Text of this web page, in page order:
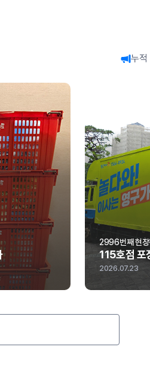
누적
2995번째 현장
053호점 포
2026.07.22